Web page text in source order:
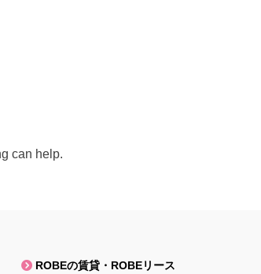
can help.
ROBEの賃貸・ROBEリース